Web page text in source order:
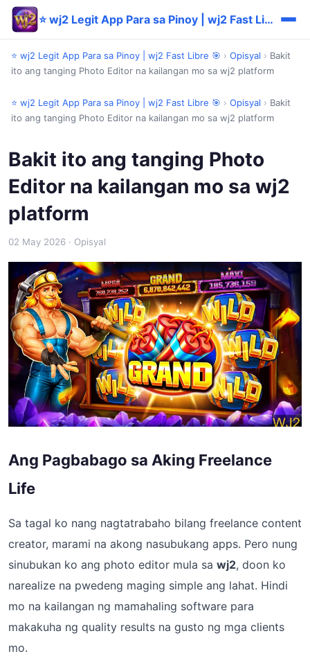
⭐ wj2 Legit App Para sa Pinoy | wj2 Fast Libre 🎯
⭐ wj2 Legit App Para sa Pinoy | wj2 Fast Libre 🎯 › Opisyal › Bakit
ito ang tanging Photo Editor na kailangan mo sa wj2 platform
⭐ wj2 Legit App Para sa Pinoy | wj2 Fast Libre 🎯 › Opisyal › Bakit
ito ang tanging Photo Editor na kailangan mo sa wj2 platform
Bakit ito ang tanging Photo
Editor na kailangan mo sa wj2
platform
02 May 2026 · Opisyal
Ang Pagbabago sa Aking Freelance
Life
Sa tagal ko nang nagtatrabaho bilang freelance content
creator, marami na akong nasubukang apps. Pero nung
sinubukan ko ang photo editor mula sa wj2, doon ko
narealize na pwedeng maging simple ang lahat. Hindi
mo na kailangan ng mamahaling software para
makakuha ng quality results na gusto ng mga clients
mo.